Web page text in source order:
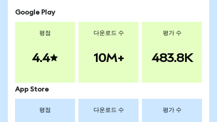
Google Play
평점
4.4
다운로드 수
10M+
평가 수
483.8K
App Store
평점 다운로드 수 평가 수